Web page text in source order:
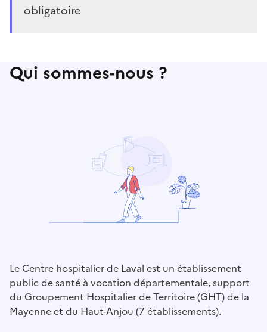
obligatoire
Qui sommes-nous ?
Le Centre hospitalier de Laval est un établissement
public de santé à vocation départementale, support
du Groupement Hospitalier de Territoire (GHT) de la
Mayenne et du Haut-Anjou (7 établissements).